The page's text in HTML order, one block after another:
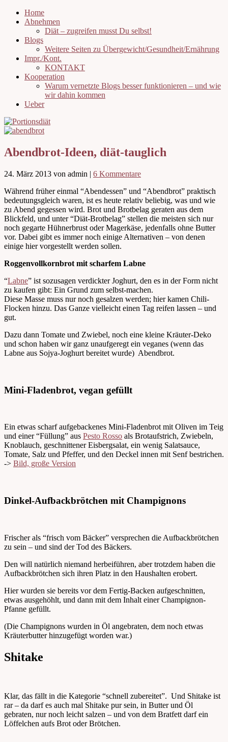
Home
Abnehmen
Diät – zugreifen musst Du selbst!
Blogs
Weitere Seiten zu Übergewicht/Gesundheit/Ernährung
Impr./Kont.
KONTAKT
Kooperation
Warum vernetzte Blogs besser funktionieren – und wie
wir dahin kommen
Ueber
Abendbrot-Ideen, diät-tauglich
24. März 2013 von admin | 6 Kommentare
Während früher einmal “Abendessen” und “Abendbrot” praktisch
bedeutungsgleich waren, ist es heute relativ beliebig, was und wie
zu Abend gegessen wird. Brot und Brotbelag geraten aus dem
Blickfeld, und unter “Diät-Brotbelag” stellen die meisten sich nur
noch gegarte Hühnerbrust oder Magerkäse, jedenfalls ohne Butter
vor. Dabei gibt es immer noch einige Alternativen – von denen
einige hier vorgestellt werden sollen.
Roggenvollkornbrot mit scharfem Labne
“Labne” ist sozusagen verdickter Joghurt, den es in der Form nicht
zu kaufen gibt: Ein Grund zum selbst-machen.
Diese Masse muss nur noch gesalzen werden; hier kamen Chili-
Flocken hinzu. Das Ganze vielleicht einen Tag reifen lassen – und
gut.
Dazu dann Tomate und Zwiebel, noch eine kleine Kräuter-Deko
und schon haben wir ganz unaufgeregt ein veganes (wenn das
Labne aus Sojya-Joghurt bereitet wurde) Abendbrot.
Mini-Fladenbrot, vegan gefüllt
Ein etwas scharf aufgebackenes Mini-Fladenbrot mit Oliven im Teig
und einer “Füllung” aus Pesto Rosso als Brotaufstrich, Zwiebeln,
Knoblauch, geschnittener Eisbergsalat, ein wenig Salatsauce,
Tomate, Salz und Pfeffer, und den Deckel innen mit Senf bestrichen.
-> Bild, große Version
Dinkel-Aufbackbrötchen mit Champignons
Frischer als “frisch vom Bäcker” versprechen die Aufbackbrötchen
zu sein – und sind der Tod des Bäckers.
Den will natürlich niemand herbeiführen, aber trotzdem haben die
Aufbackbrötchen sich ihren Platz in den Haushalten erobert.
Hier wurden sie bereits vor dem Fertig-Backen aufgeschnitten,
etwas ausgehöhlt, und dann mit dem Inhalt einer Champignon-
Pfanne gefüllt.
(Die Champignons wurden in Öl angebraten, dem noch etwas
Kräuterbutter hinzugefügt worden war.)
Shitake
Klar, das fällt in die Kategorie “schnell zubereitet”. Und Shitake ist
rar – da darf es auch mal Shitake pur sein, in Butter und Öl
gebraten, nur noch leicht salzen – und von dem Bratfett darf ein
Löffelchen aufs Brot oder Brötchen.